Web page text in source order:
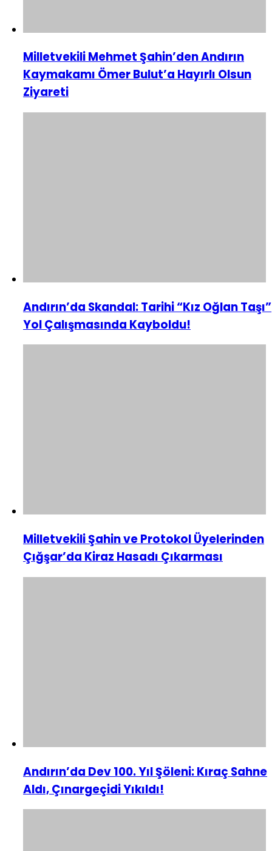
Milletvekili Mehmet Şahin’den Andırın
Kaymakamı Ömer Bulut’a Hayırlı Olsun
Ziyareti
Andırın’da Skandal: Tarihi “Kız Oğlan Taşı”
Yol Çalışmasında Kayboldu!
Milletvekili Şahin ve Protokol Üyelerinden
Çığşar’da Kiraz Hasadı Çıkarması
Andırın’da Dev 100. Yıl Şöleni: Kıraç Sahne
Aldı, Çınargeçidi Yıkıldı!